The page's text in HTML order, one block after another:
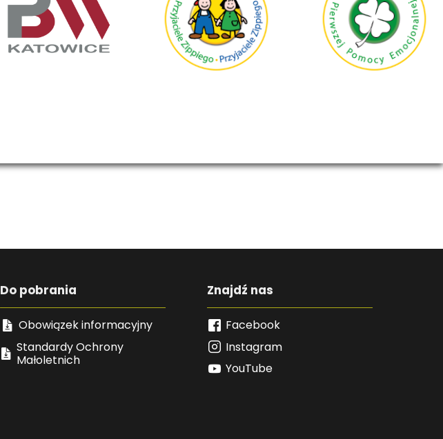
Do pobrania
Obowiązek informacyjny
Standardy Ochrony
Małoletnich
Znajdź nas
Facebook
Instagram
YouTube